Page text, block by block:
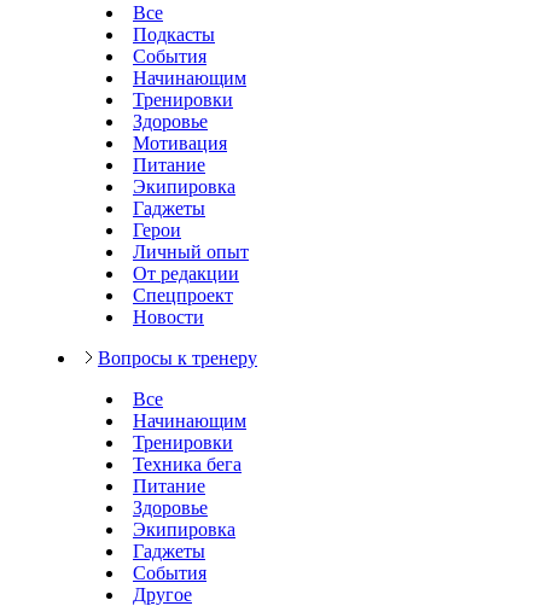
Все
Подкасты
События
Начинающим
Тренировки
Здоровье
Мотивация
Питание
Экипировка
Гаджеты
Герои
Личный опыт
От редакции
Спецпроект
Новости
Вопросы к тренеру
Все
Начинающим
Тренировки
Техника бега
Питание
Здоровье
Экипировка
Гаджеты
События
Другое